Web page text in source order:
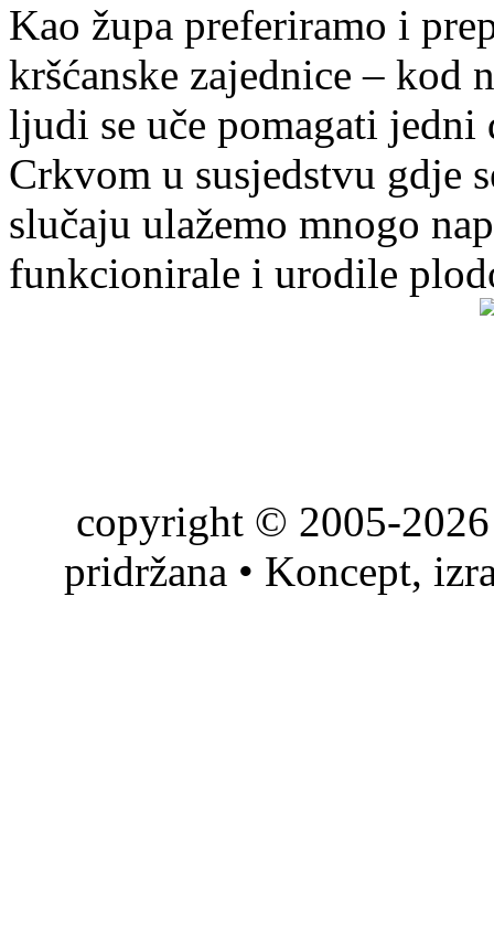
Kao župa preferiramo i
kršćanske zajednice – kod
ljudi se uče pomagati
Crkvom u susjedstvu gdje
slučaju ulažemo mnogo
funkcionirale i urodile
copyright © 2005-
pridržana • Koncept,